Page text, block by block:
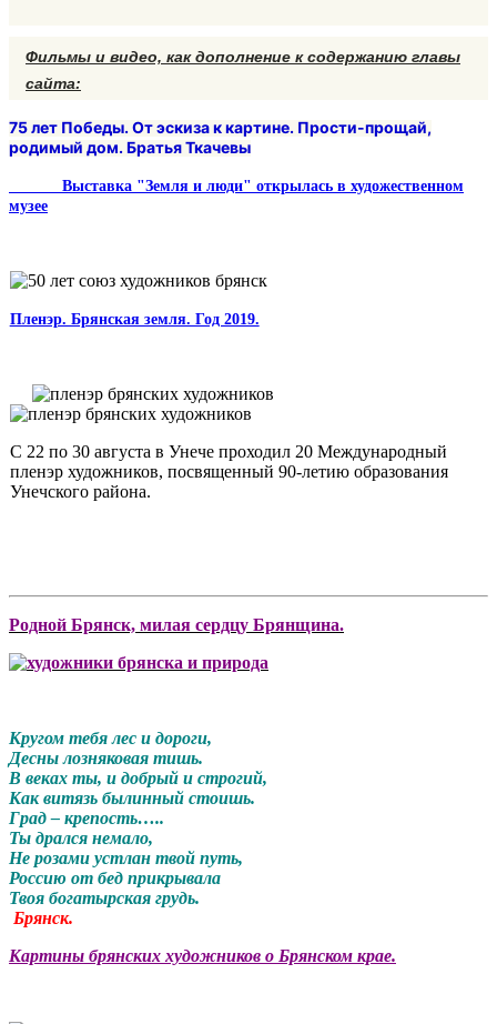
Фильмы и видео, как дополнение ксодержанию главы
сайта:
75 лет Победы. От эскиза к картине. Прости-прощай,
родимый дом. Братья Ткачевы
Выставка "Земля и люди" открылась в художественном
музее
Пленэр. Брянская земля. Год 2019.
С 22 по 30 августа в Унече проходил 20 Международный
пленэр художников, посвященный 90-летию образования
Унечского района.
Родной Брянск, милая сердцу Брянщина.
Кругом тебя лес и дороги,
Десны лозняковая тишь.
В веках ты, и добрый и строгий,
Как витязь былинный стоишь.
Град – крепость…..
Ты дрался немало,
Не розами устлан твой путь,
Россию от бед прикрывала
Твоя богатырская грудь.
Брянск.
Картины брянских художников о Брянском крае.